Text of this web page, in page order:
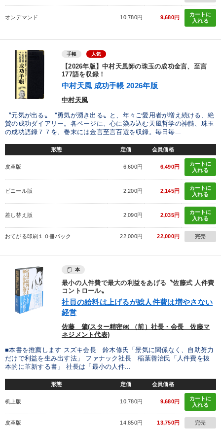
オンデマンド 10,780円 9,680円
カートに
入れる
手帳 人気
【2026年版】中村天風師の珠玉の成功金言、至言
177語を収録！
中村天風 成功手帳 2026年版
中村天風
〝元気が出る〟〝勇気が湧き出る〟と、年々ご愛用者が増え続ける、絶
賛の成功ダイアリー。各ページに、心に染み込む天風哲学の神髄、珠玉
の成功語録７７を、巻末には金言至言百選を収録。毎日毎...
形態 定価 会員価格
皮革版 6,600円 6,490円
カートに
入れる
ビニール版 2,200円 2,145円
カートに
入れる
差し替え版 2,090円 2,035円
カートに
入れる
おてがる印刷１０冊パック 22,000円 22,000円 完売
本
最小の人件費で最大の利益をあげる〝佐藤式 人件費
コントロール〟
社員の給料は上げるが総人件費は増やさない
経営
佐藤 肇(スター精密㈱ （前）社長・会長 佐藤マ
ネジメント代表)
■本書を推薦します スズキ会長 鈴木修氏「景気に関係なく、自助努力
だけで利益を生み出す法」 ファナック社長 稲葉善治氏「人件費を抜
本的に革新する書」 社長は「最小の人件...
形態 定価 会員価格
机上版 10,780円 9,680円
カートに
入れる
皮革版 14,850円 13,750円 完売